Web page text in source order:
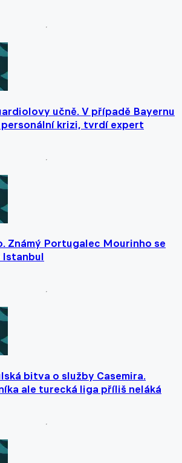
učně. V případě Bayernu
krizi, tvrdí expert
Známý Portugalec Mourinho se
Istanbul
bitva o služby Casemira.
ale turecká liga příliš neláká